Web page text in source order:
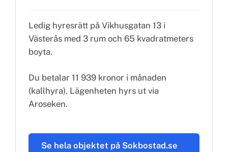
Ledig hyresrätt på Vikhusgatan 13 i
Västerås med 3 rum och 65 kvadratmeters
boyta.
Du betalar 11 939 kronor i månaden
(kallhyra). Lägenheten hyrs ut via
Aroseken.
Se hela objektet på Sokbostad.se